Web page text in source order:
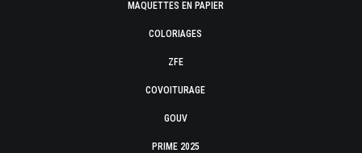
MAQUETTES EN PAPIER
COLORIAGES
ZFE
COVOITURAGE
GOUV
PRIME 2025